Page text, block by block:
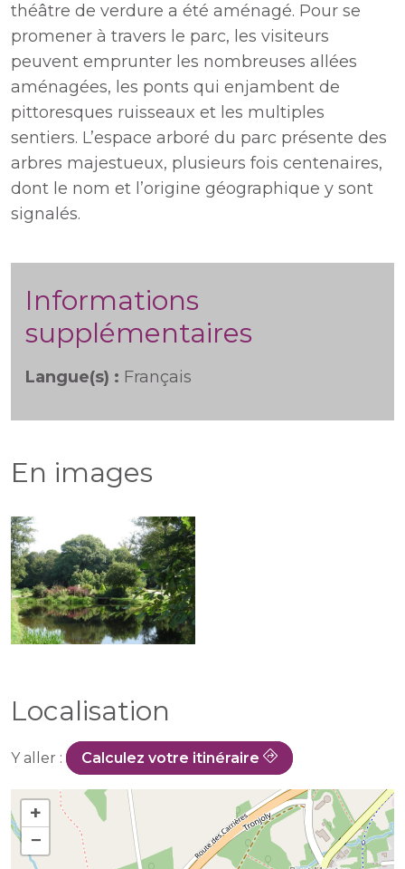
théâtre de verdure a été aménagé. Pour se
promener à travers le parc, les visiteurs
peuvent emprunter les nombreuses allées
aménagées, les ponts qui enjambent de
pittoresques ruisseaux et les multiples
sentiers. L’espace arboré du parc présente des
arbres majestueux, plusieurs fois centenaires,
dont le nom et l’origine géographique y sont
signalés.
Informations
supplémentaires
Langue(s) : Français
En images
Localisation
Y aller : Calculez votre itinéraire
+
−